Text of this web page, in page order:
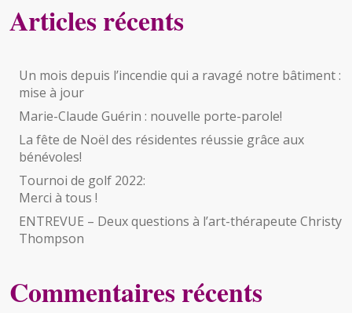
Articles récents
Un mois depuis l’incendie qui a ravagé notre bâtiment :
mise à jour
Marie-Claude Guérin : nouvelle porte-parole!
La fête de Noël des résidentes réussie grâce aux
bénévoles!
Tournoi de golf 2022:
Merci à tous !
ENTREVUE – Deux questions à l’art-thérapeute Christy
Thompson
Commentaires récents